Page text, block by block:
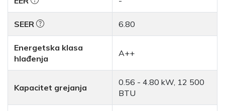
SEER 6.80
Energetska klasa
hlađenja
A++
Kapacitet grejanja
0.56 - 4.80 kW, 12 500
BTU